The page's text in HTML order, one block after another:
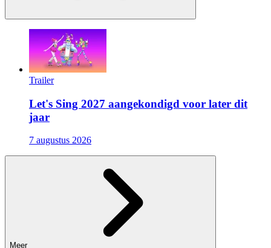
Trailer
Let's Sing 2027 aangekondigd voor later dit
jaar
7 augustus 2026
Meer